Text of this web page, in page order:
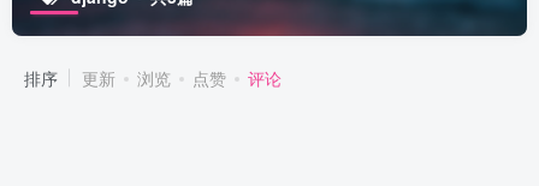
排序 更新 浏览 点赞 评论